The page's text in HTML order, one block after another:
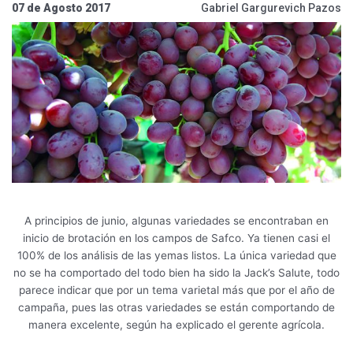
07 de Agosto 2017 Gabriel Gargurevich Pazos
A principios de junio, algunas variedades se encontraban en
inicio de brotación en los campos de Safco. Ya tienen casi el
100% de los análisis de las yemas listos. La única variedad que
no se ha comportado del todo bien ha sido la Jack’s Salute, todo
parece indicar que por un tema varietal más que por el año de
campaña, pues las otras variedades se están comportando de
manera excelente, según ha explicado el gerente agrícola.